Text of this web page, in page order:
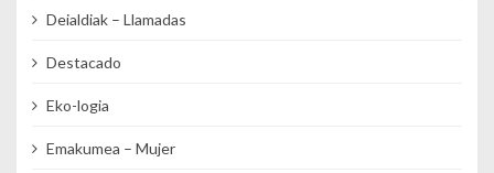
Deialdiak – Llamadas
Destacado
Eko-logia
Emakumea – Mujer